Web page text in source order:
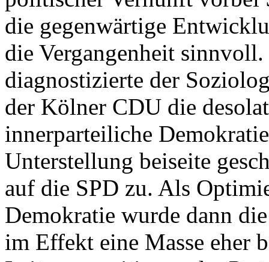
die gegenwärtige
die Vergangenheit
diagnostizierte der
der Kölner CDU die
innerparteiliche
Unterstellung beiseite
auf die SPD zu. Als
Demokratie wurde dann
im Effekt eine Masse eher